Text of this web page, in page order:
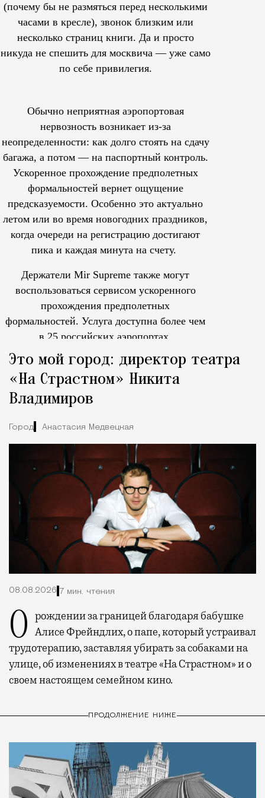
(почему бы не размяться перед несколькими
часами в кресле), звонок близким или
несколько страниц книги. Да и просто
никуда не спешить для москвича — уже само
по себе привилегия.
Обычно неприятная аэропортовая
нервозность возникает из-за
неопределенности: как долго стоять на сдачу
багажа, а потом — на паспортный контроль.
Ускоренное прохождение предполетных
формальностей вернет ощущение
предсказуемости. Особенно это актуально
летом или во время новогодних праздников,
когда очереди на регистрацию достигают
пика и каждая минута на счету.
Держатели Mir Supreme также могут
воспользоваться сервисом ускоренного
прохождения предполетных
формальностей. Услуга доступна более чем
в 25 российских аэропортах.
Это мой город: директор театра
«На Страстном» Никита
Владимиров
Город Анастасия Медвецкая
08.08.2026 7 мин. чтения
О рождении за границей благодаря бабушке Алисе Фрейндлих, о папе, который устраивал
трудотерапию, заставляя убирать за собаками на
улице, об изменениях в театре «На Страстном» и о
своем настоящем семейном кино.
ПРОДОЛЖЕНИЕ НИЖЕ